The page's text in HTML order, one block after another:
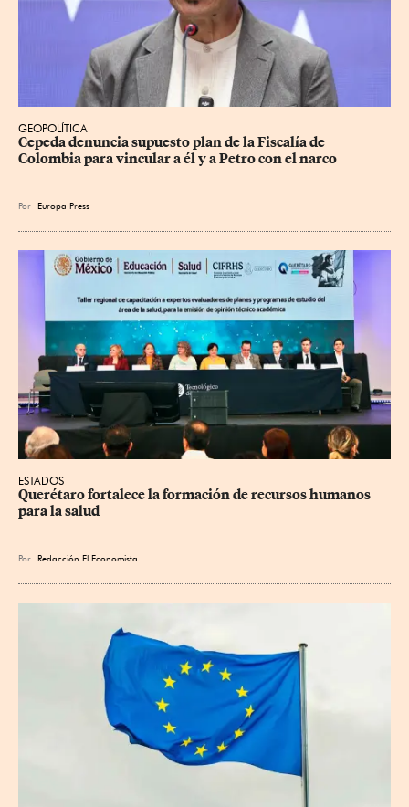
GEOPOLÍTICA
Cepeda denuncia supuesto plan de la Fiscalía de
Colombia para vincular a él y a Petro con el narco
Por Europa Press
ESTADOS
Querétaro fortalece la formación de recursos humanos
para la salud
Por Redacción El Economista